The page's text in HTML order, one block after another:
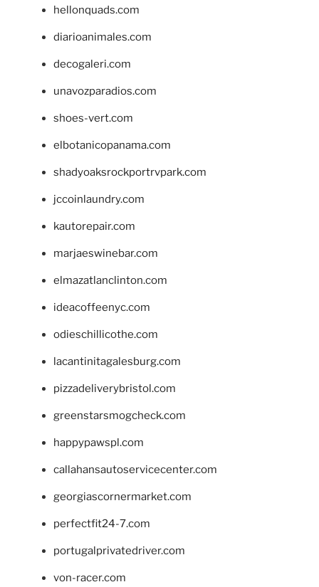
hellonquads.com
diarioanimales.com
decogaleri.com
unavozparadios.com
shoes-vert.com
elbotanicopanama.com
shadyoaksrockportrvpark.com
jccoinlaundry.com
kautorepair.com
marjaeswinebar.com
elmazatlanclinton.com
ideacoffeenyc.com
odieschillicothe.com
lacantinitagalesburg.com
pizzadeliverybristol.com
greenstarsmogcheck.com
happypawspl.com
callahansautoservicecenter.com
georgiascornermarket.com
perfectfit24-7.com
portugalprivatedriver.com
von-racer.com